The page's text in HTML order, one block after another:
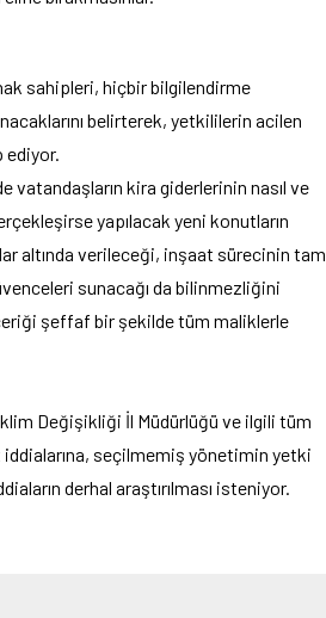
sahipleri, hiçbir bilgilendirme
belirterek, yetkililerin acilen
ediyor.
vatandaşların kira giderlerinin nasıl ve
yapılacak yeni konutların
altında verileceği, inşaat sürecinin tam
sunacağı da bilinmezliğini
şeffaf bir şekilde tüm maliklerle
Değişikliği İl Müdürlüğü ve ilgili tüm
iddialarına, seçilmemiş yönetimin yetki
derhal araştırılması isteniyor.